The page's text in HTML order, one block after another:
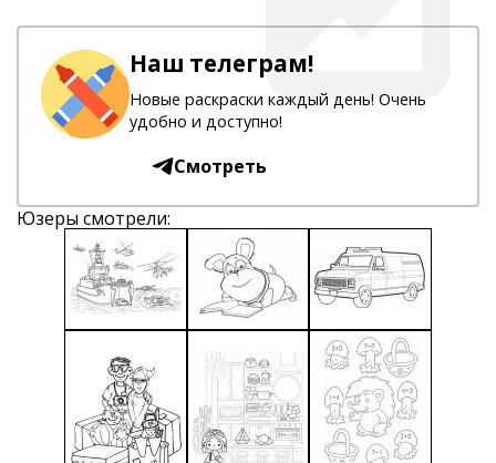
Наш телеграм!
Новые раскраски каждый день! Очень
удобно и доступно!
Смотреть
Юзеры смотрели: